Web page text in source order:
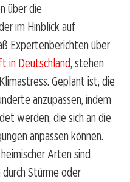
über die
im Hinblick auf
Expertenberichten über
in Deutschland, stehen
Geplant ist, die
anzupassen, indem
werden, die sich an die
anpassen können.
Arten sind
Stürme oder